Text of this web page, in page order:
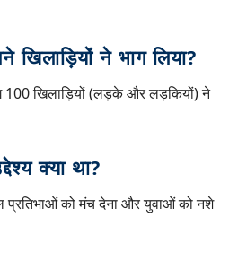
ने भाग लिया?
100 खिलाड़ियों (लड़के और लड़कियों) ने
क्या था?
प्रतिभाओं को मंच देना और युवाओं को नशे